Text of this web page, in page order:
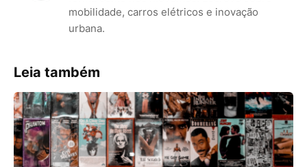
mobilidade, carros elétricos e inovação
urbana.
Leia também